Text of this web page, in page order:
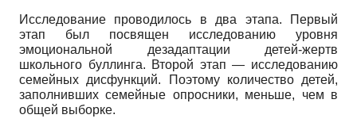
Исследование проводилось в два этапа. Первый
этап был посвящен исследованию уровня
эмоциональной дезадаптации детей-жертв
школьного буллинга. Второй этап — исследованию
семейных дисфункций. Поэтому количество детей,
заполнивших семейные опросники, меньше, чем в
общей выборке.